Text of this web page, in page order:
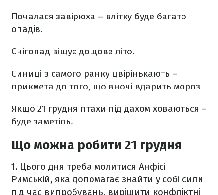
Почалася завірюха – влітку буде багато
опадів.
Снігопад віщує дощове літо.
Синиці з самого ранку цвірінькають –
прикмета до того, що вночі вдарить мороз
Якщо 21 грудня птахи під дахом ховаються –
буде заметіль.
Що можна робити 21 грудня
1. Цього дня треба молитися Анфісі
Римській, яка допомагає знайти у собі сили
під час випробувань, вирішити конфліктні